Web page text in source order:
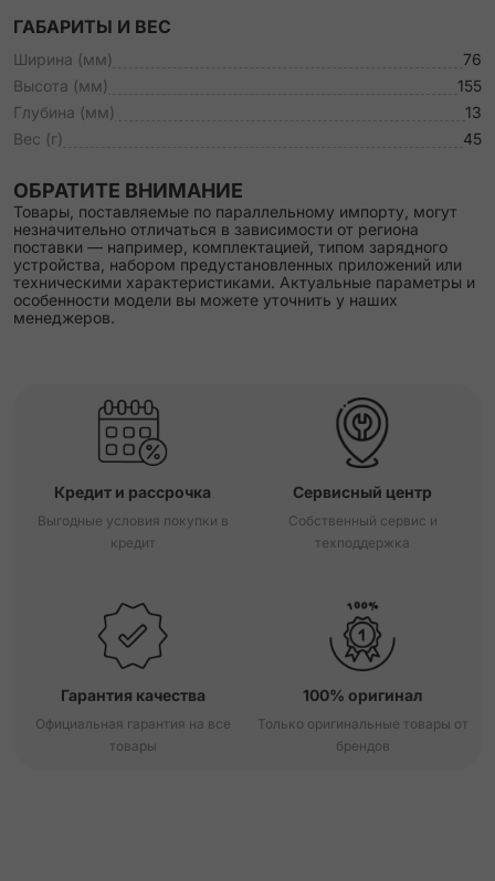
ГАБАРИТЫ И ВЕС
Ширина (мм)
76
Высота (мм)
155
Глубина (мм)
13
Вес (г)
45
ОБРАТИТЕ ВНИМАНИЕ
Товары, поставляемые по параллельному импорту, могут
незначительно отличаться в зависимости от региона
поставки — например, комплектацией, типом зарядного
устройства, набором предустановленных приложений или
техническими характеристиками. Актуальные параметры и
особенности модели вы можете уточнить у наших
менеджеров.
Кредит и рассрочка
Выгодные условия покупки в
кредит
Сервисный центр
Собственный сервис и
техподдержка
Гарантия качества
Официальная гарантия на все
товары
100% оригинал
Только оригинальные товары от
брендов